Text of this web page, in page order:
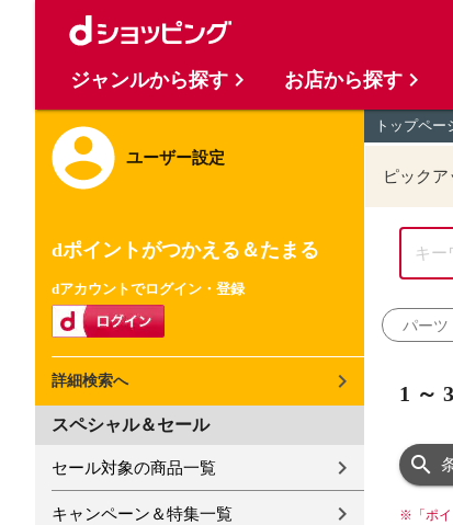
ユーザー設定
dポイントがつかえる＆たまる
dアカウントでログイン・登録
詳細検索へ
スペシャル＆セール
セール対象の商品一覧
キャンペーン＆特集一覧
トップペー
ピックア
パーツ
1 ～
※ 「ポ
ジャンルから探す お店から探す